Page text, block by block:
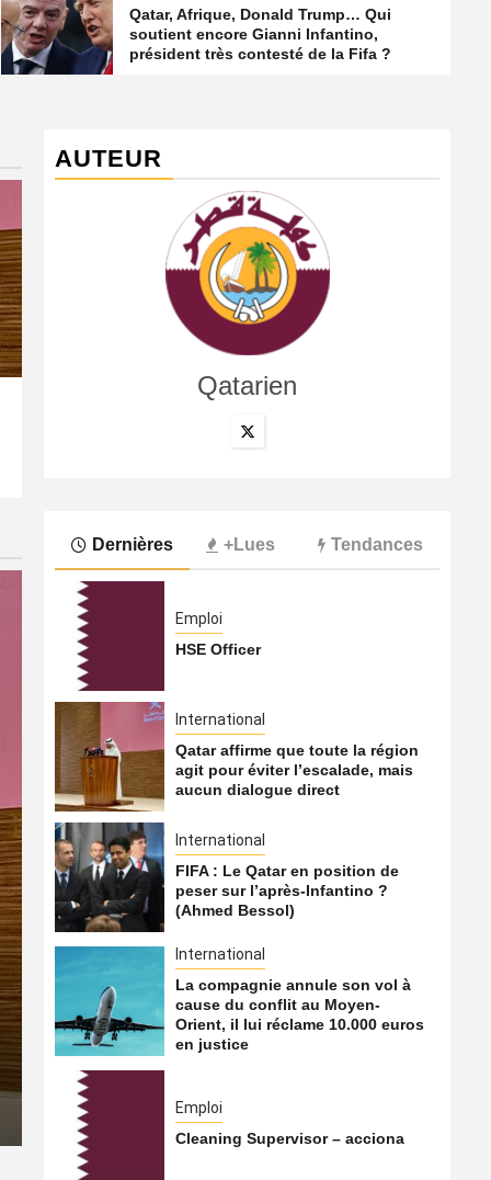
Qatar, Afrique, Donald Trump… Qui
soutient encore Gianni Infantino,
président très contesté de la Fifa ?
La compagnie annule son vol à cause du conflit au
International
La compagnie annule
Moyen-Orient, il lui
6 août 2026 Qatarien
AUTEUR
Qatarien
Dernières +Lues Tendances
Emploi
HSE Officer
International
Qatar affirme que toute la région
agit pour éviter l’escalade, mais
aucun dialogue direct
International
FIFA : Le Qatar en position de
peser sur l’après-Infantino ?
(Ahmed Bessol)
International
La compagnie annule son vol à
cause du conflit au Moyen-
Orient, il lui réclame 10.000 euros
en justice
Emploi
Cleaning Supervisor – acciona